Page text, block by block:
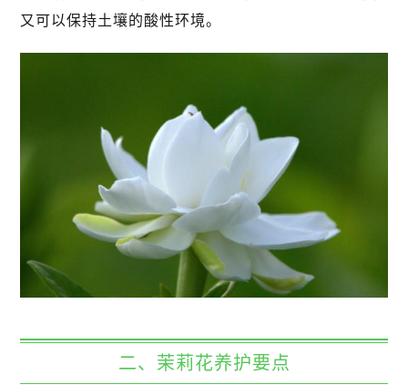
又可以保持土壤的酸性环境。
二、茉莉花养护要点